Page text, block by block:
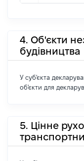
4. Об'єкти
будівництва
У суб'єкта
об'єкти для
5. Цінне